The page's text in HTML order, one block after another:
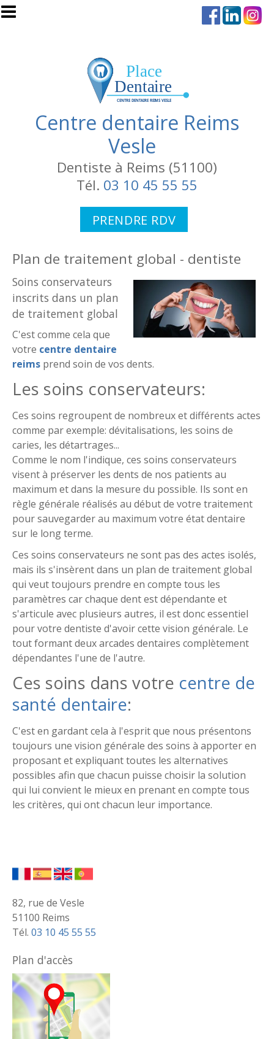
Aller au contenu principal
Centre dentaire Reims
Vesle
Dentiste à Reims (51100)
Tél. 03 10 45 55 55
PRENDRE RDV
Plan de traitement global - dentiste
Soins conservateurs
inscrits dans un plan
de traitement global
C'est comme cela que
votre centre dentaire
reims prend soin de vos dents.
Les soins conservateurs:
Ces soins regroupent de nombreux et différents actes
comme par exemple: dévitalisations, les soins de
caries, les détartrages...
Comme le nom l'indique, ces soins conservateurs
visent à préserver les dents de nos patients au
maximum et dans la mesure du possible. Ils sont en
règle générale réalisés au début de votre traitement
pour sauvegarder au maximum votre état dentaire
sur le long terme.
Ces soins conservateurs ne sont pas des actes isolés,
mais ils s'insèrent dans un plan de traitement global
qui veut toujours prendre en compte tous les
paramètres car chaque dent est dépendante et
s'articule avec plusieurs autres, il est donc essentiel
pour votre dentiste d'avoir cette vision générale. Le
tout formant deux arcades dentaires complètement
dépendantes l'une de l'autre.
Ces soins dans votre centre de
santé dentaire:
C'est en gardant cela à l'esprit que nous présentons
toujours une vision générale des soins à apporter en
proposant et expliquant toutes les alternatives
possibles afin que chacun puisse choisir la solution
qui lui convient le mieux en prenant en compte tous
les critères, qui ont chacun leur importance.
82, rue de Vesle
51100 Reims
Tél. 03 10 45 55 55
Plan d'accès